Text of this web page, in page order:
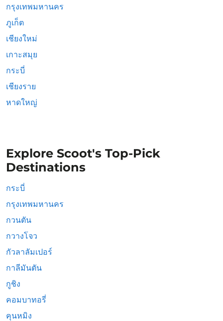
กรุงเทพมหานคร
ภูเก็ต
เชียงใหม่
เกาะสมุย
กระบี่
เชียงราย
หาดใหญ่
Explore Scoot's Top-Pick
Destinations
กระบี่
กรุงเทพมหานคร
กวนตัน
กวางโจว
กัวลาลัมเปอร์
กาลีมันตัน
กูชิง
คอมบาทอรี่
คุนหมิง